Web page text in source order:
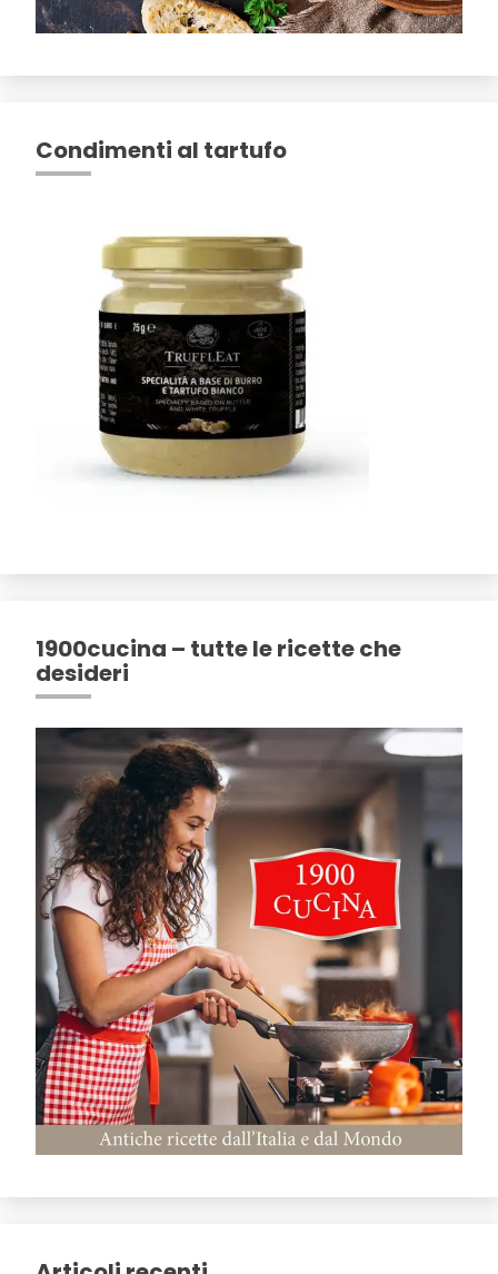
Condimenti al tartufo
1900cucina – tutte le ricette che
desideri